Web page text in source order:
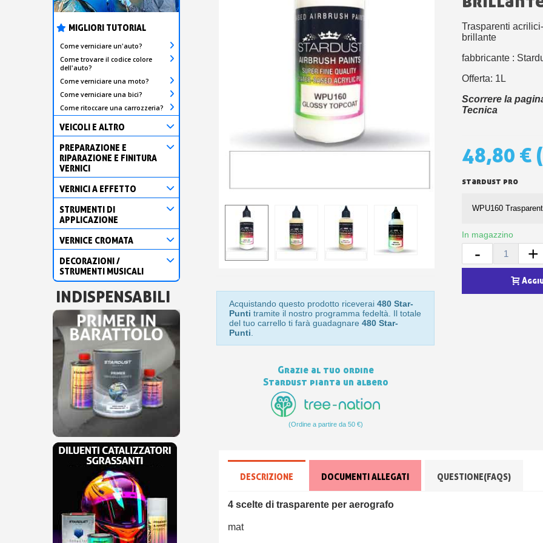
Iscriviti alla
MIGLIORI TUTORIAL
Come verniciare un'auto?
Come trovare il codice colore
dell'auto?
Come verniciare una moto?
Come verniciare una bici?
Come ritoccare una carrozzeria?
VEICOLI E ALTRO
PREPARAZIONE E
RIPARAZIONE E FINITURA
VERNICI
VERNICI A EFFETTO
STRUMENTI DI
APPLICAZIONE
VERNICE CROMATA
DECORAZIONI /
STRUMENTI MUSICALI
INDISPENSABILI Acquistando questo prodotto riceverai 480 Star-
Punti tramite il nostro programma fedeltà. Il totale
del tuo carrello ti farà guadagnare 480 Star-
Punti.
Grazie al tuo ordine
Stardust pianta un albero
(Ordine a partire da 50 €)
Trasparenti
brillante
fabbricante :
Offerta: 1L
Scorrere la
Tecnica
48,80 €
stardust pro
In magazzino
- +
DESCRIZIONE DOCUMENTI ALLEGATI QUESTIONE(FAQS)
4 scelte di trasparente per aerografo
mat